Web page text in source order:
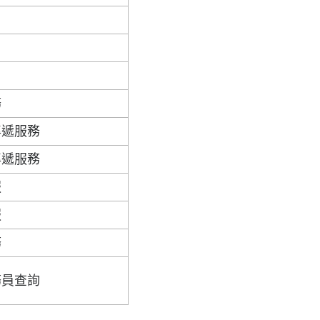
服務
服務
查詢